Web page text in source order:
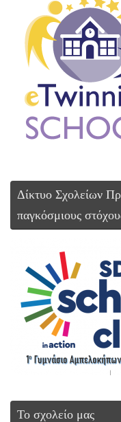
Δίκτυο Σχολείων
παγκόσμιους
Το σχολείο μας